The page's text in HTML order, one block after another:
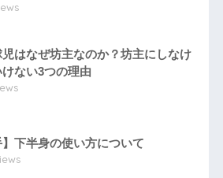
はなぜ坊主なのか？坊主にしなけ
ない3つの理由
】下半身の使い方について